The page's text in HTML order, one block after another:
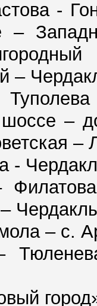
-
–
–
шоссе –
–
-
– с.